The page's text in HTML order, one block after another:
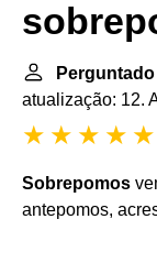
atualização: 12.
Sobrepomos
antepomos,